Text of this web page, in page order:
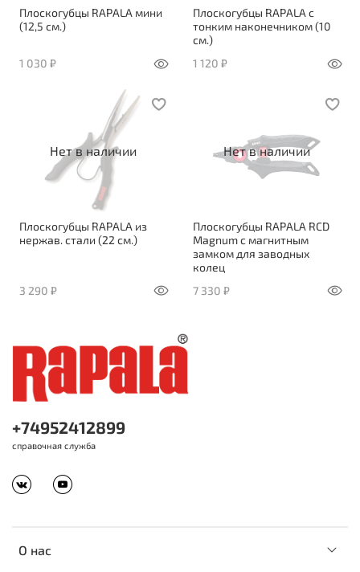
Плоскогубцы RAPALA мини
(12,5 см.)
1 030 ₽
Плоскогубцы RAPALA c
тонким наконечником (10
см.)
1 120 ₽
Нет в наличии
Плоскогубцы RAPALA из
нержав. стали (22 см.)
3 290 ₽
Нет в наличии
Плоскогубцы RAPALA RCD
Magnum c магнитным
замком для заводных
колец
7 330 ₽
О нас
+74952412899
справочная служба